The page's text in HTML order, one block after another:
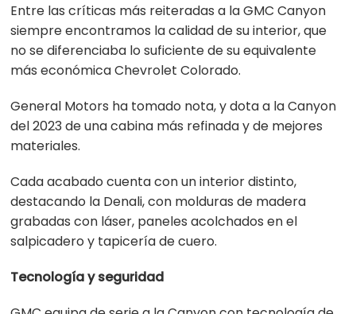
Entre las críticas más reiteradas a la GMC Canyon
siempre encontramos la calidad de su interior, que
no se diferenciaba lo suficiente de su equivalente
más económica Chevrolet Colorado.
General Motors ha tomado nota, y dota a la Canyon
del 2023 de una cabina más refinada y de mejores
materiales.
Cada acabado cuenta con un interior distinto,
destacando la Denali, con molduras de madera
grabadas con láser, paneles acolchados en el
salpicadero y tapicería de cuero.
Tecnología y seguridad